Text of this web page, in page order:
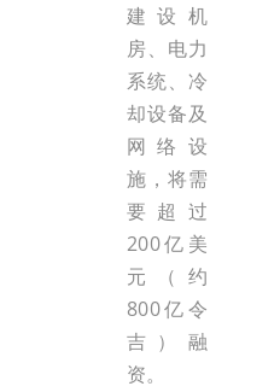
建设机
房、电力
系统、冷
却设备及
网络设
施，将需
要超过
200亿美
元（约
800亿令
吉）融
资。